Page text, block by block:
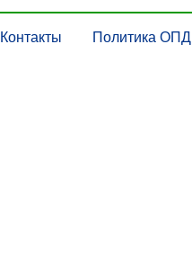
Контакты Политика ОПД